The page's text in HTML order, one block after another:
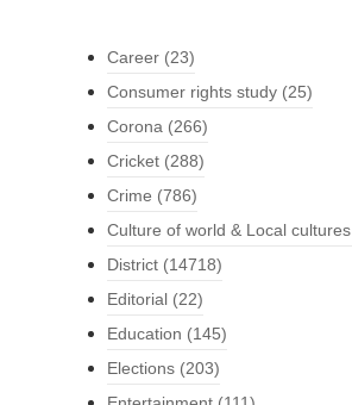
Career (23)
Consumer rights study (25)
Corona (266)
Cricket (288)
Crime (786)
Culture of world & Local cultures
District (14718)
Editorial (22)
Education (145)
Elections (203)